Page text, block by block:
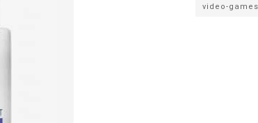
video-games